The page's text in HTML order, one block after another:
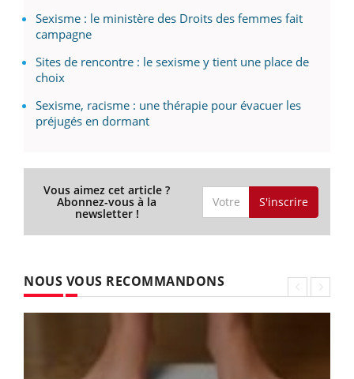
Sexisme : le ministère des Droits des femmes fait
campagne
Sites de rencontre : le sexisme y tient une place de
choix
Sexisme, racisme : une thérapie pour évacuer les
préjugés en dormant
Vous aimez cet article ?
Abonnez-vous à la
newsletter !
S'inscrire
NOUS VOUS RECOMMANDONS